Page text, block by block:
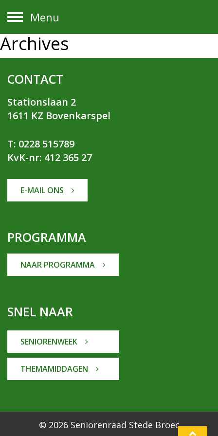
Menu
Archives
CONTACT
Stationslaan 2
1611 KZ Bovenkarspel
T: 0228 515789
KvK-nr: 412 365 27
E-MAIL ONS
PROGRAMMA
NAAR PROGRAMMA
SNEL NAAR
SENIORENWEEK
THEMAMIDDAGEN
© 2026 Seniorenraad Stede Broec